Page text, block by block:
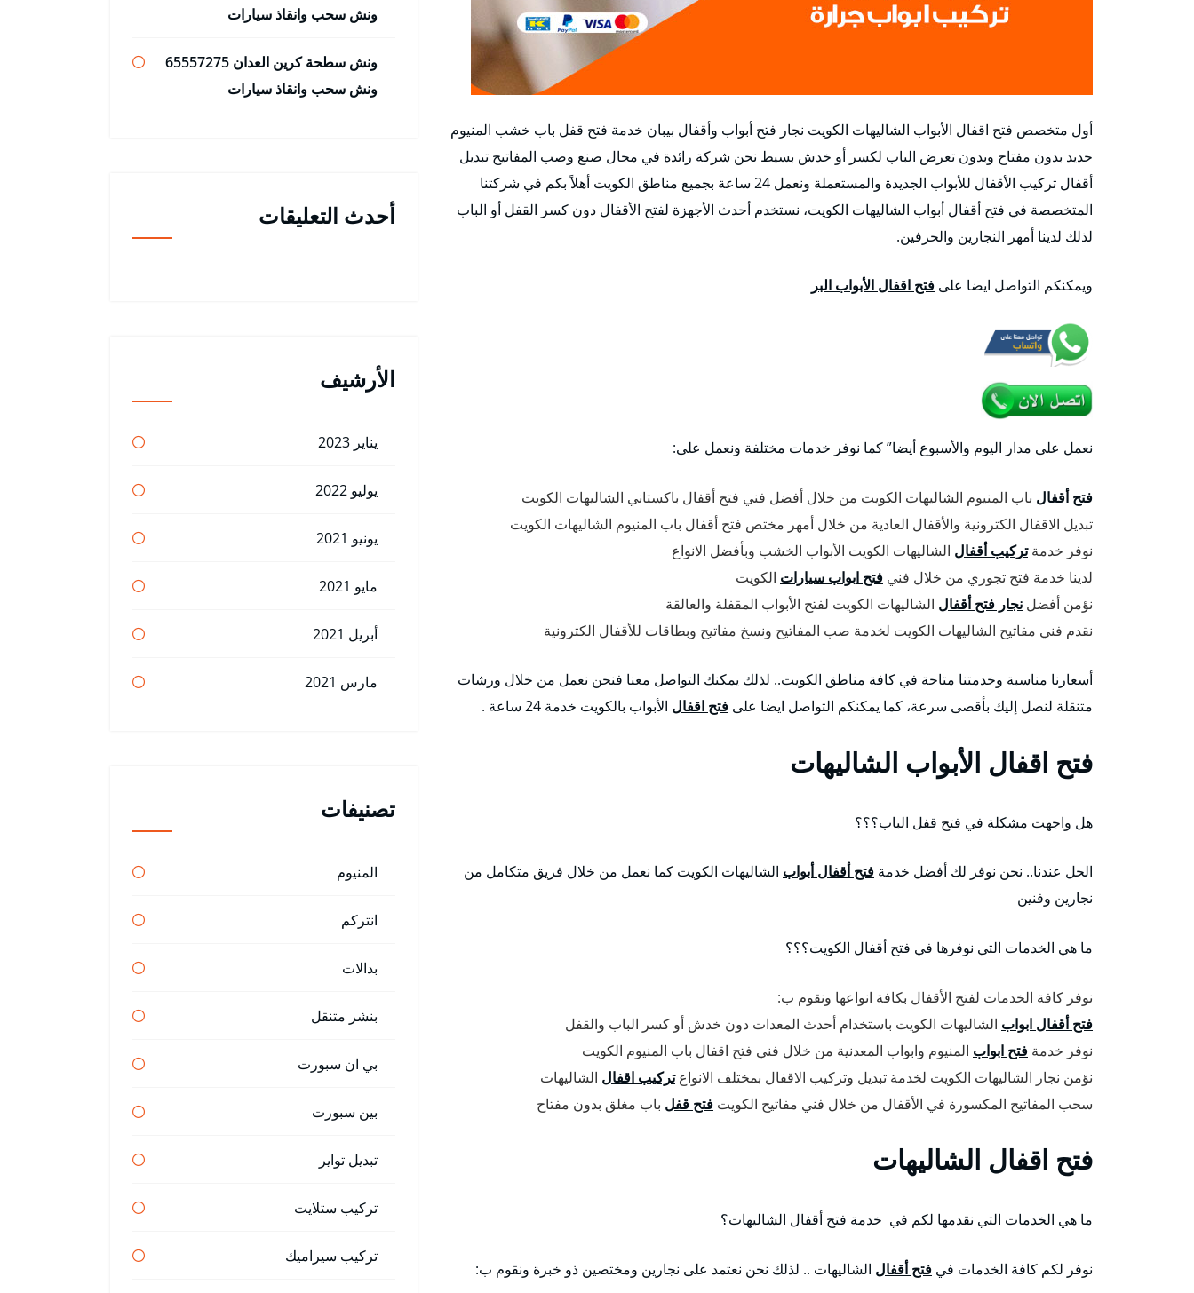
أول متخصص فتح اقفال الأبواب الشاليهات الكويت نجار فتح أبواب وأقفال بيبان خدمة فتح قفل باب خشب المنيوم
حديد بدون مفتاح وبدون تعرض الباب لكسر أو خدش بسيط نحن شركة رائدة في مجال صنع وصب المفاتيح تبديل
أقفال تركيب الأقفال للأبواب الجديدة والمستعملة ونعمل 24 ساعة بجميع مناطق الكويت أهلاً بكم في شركتنا
المتخصصة في فتح أقفال أبواب الشاليهات الكويت، نستخدم أحدث الأجهزة لفتح الأقفال دون كسر القفل أو الباب
لذلك لدينا أمهر النجارين والحرفين.
ويمكنكم التواصل ايضا على فتح اقفال الأبواب البر
نعمل على مدار اليوم والأسبوع أيضا” كما نوفر خدمات مختلفة ونعمل على:
فتح أقفال باب المنيوم الشاليهات الكويت من خلال أفضل فني فتح أقفال باكستاني الشاليهات الكويت
تبديل الاقفال الكترونية والأقفال العادية من خلال أمهر مختص فتح أقفال باب المنيوم الشاليهات الكويت
نوفر خدمةتركيب أقفال الشاليهات الكويت الأبواب الخشب وبأفضل الانواع
لدينا خدمة فتح تجوري من خلال فني فتح ابواب سيارات الكويت
نؤمن أفضل نجار فتح أقفال الشاليهات الكويت لفتح الأبواب المقفلة والعالقة
نقدم فني مفاتيح الشاليهات الكويت لخدمة صب المفاتيح ونسخ مفاتيح وبطاقات للأقفال الكترونية
أسعارنا مناسبة وخدمتنا متاحة في كافة مناطق الكويت.. لذلك يمكنك التواصل معنا فنحن نعمل من خلال ورشات
متنقلة لنصل إليك بأقصى سرعة، كما يمكنكم التواصل ايضا على فتح اقفال الأبواب بالكويت خدمة 24 ساعة .
فتح اقفال الأبواب الشاليهات
هل واجهت مشكلة في فتح قفل الباب؟؟؟
الحل عندنا.. نحن نوفر لك أفضل خدمة فتح أقفال أبواب الشاليهات الكويت كما نعمل من خلال فريق متكامل من
نجارين وفنين
ما هي الخدمات التي نوفرها في فتح أقفال الكويت؟؟؟
نوفر كافة الخدمات لفتح الأقفال بكافة انواعها ونقوم ب:
فتح أقفال ابواب الشاليهات الكويت باستخدام أحدث المعدات دون خدش أو كسر الباب والقفل
نوفر خدمة فتح ابواب المنيوم وابواب المعدنية من خلال فني فتح اقفال باب المنيوم الكويت
نؤمن نجار الشاليهات الكويت لخدمة تبديل وتركيب الاقفال بمختلف الانواعتركيب اقفال الشاليهات
سحب المفاتيح المكسورة في الأقفال من خلال فني مفاتيح الكويت فتح قفل باب مغلق بدون مفتاح
فتح اقفال الشاليهات
ما هي الخدمات التي نقدمها لكم في خدمة فتح أقفال الشاليهات؟
نوفر لكم كافة الخدمات في فتح أقفال الشاليهات .. لذلك نحن نعتمد على نجارين ومختصين ذو خبرة ونقوم ب:
ونش سحب وانقاذ سيارات
ونش سطحة كرين العدان 65557275
ونش سحب وانقاذ سيارات
أحدث التعليقات
الأرشيف
يناير 2023
يوليو 2022
يونيو 2021
مايو 2021
أبريل 2021
مارس 2021
تصنيفات
المنيوم
انتركم
بدالات
بنشر متنقل
بي ان سبورت
بين سبورت
تبديل تواير
تركيب ستلايت
تركيب سيراميك